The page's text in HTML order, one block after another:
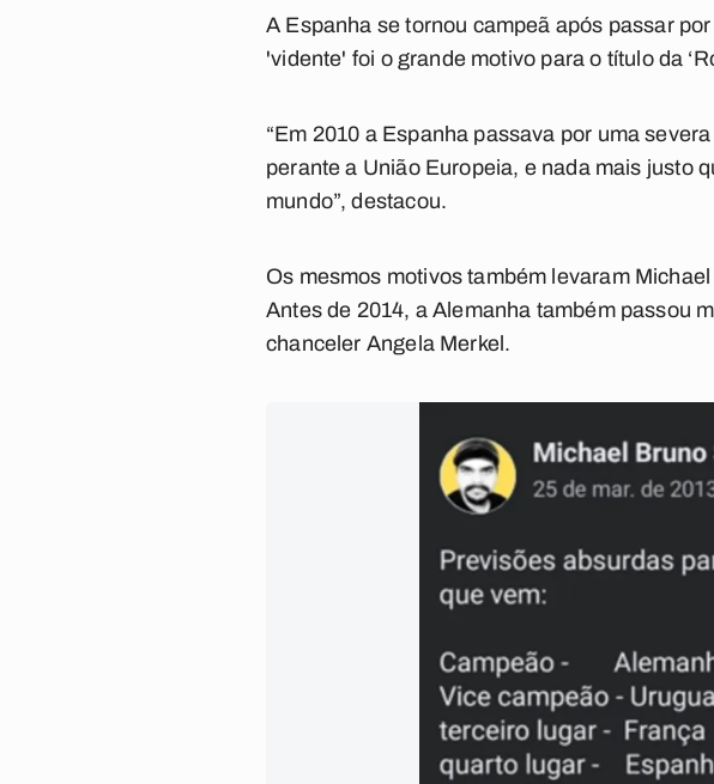
A Espanha se tornou campeã após passar
'vidente' foi o grande motivo para o título da
“Em 2010 a Espanha passava por uma
perante a União Europeia, e nada mais justo
mundo”, destacou.
Os mesmos motivos também levaram
Antes de 2014, a Alemanha também passou
chanceler Angela Merkel.